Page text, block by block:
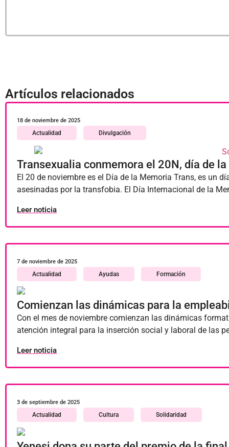
Artículos relacionados
18 de noviembre de 2025
Actualidad Divulgación
Transexualia conmemora el 20N, día de
El 20 de noviembre es el Día de la Memoria Trans, es un
asesinadas por la transfobia. El Día Internacional de la
Leer noticia
7 de noviembre de 2025
Actualidad Ayudas Formación
Comienzan las dinámicas para la
Con el mes de noviembre comienzan las dinámicas
atención integral para la inserción social y laboral de las
Leer noticia
3 de septiembre de 2025
Actualidad Cultura Solidaridad